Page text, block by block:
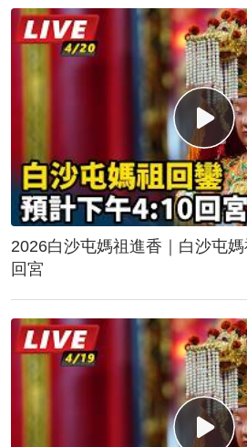
2026白沙屯媽祖進香｜白沙屯媽祖回鑾 預
回宮